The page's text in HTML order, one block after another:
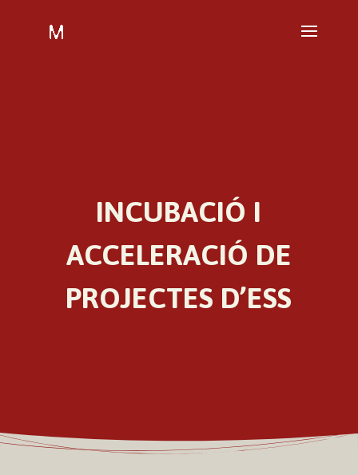
INCUBACIÓ I
ACCELERACIÓ DE
PROJECTES D’ESS